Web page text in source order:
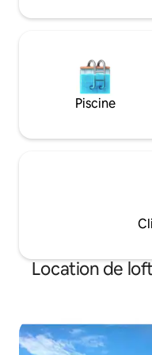
Piscine
Location de